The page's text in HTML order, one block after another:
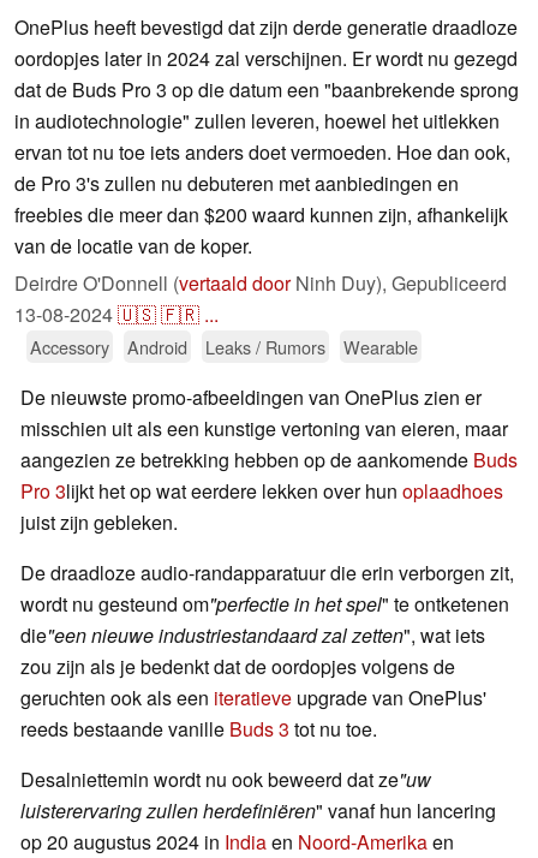
OnePlus heeft bevestigd dat zijn derde generatie draadloze
oordopjes later in 2024 zal verschijnen. Er wordt nu gezegd
dat de Buds Pro 3 op die datum een "baanbrekende sprong
in audiotechnologie" zullen leveren, hoewel het uitlekken
ervan tot nu toe iets anders doet vermoeden. Hoe dan ook,
de Pro 3's zullen nu debuteren met aanbiedingen en
freebies die meer dan $200 waard kunnen zijn, afhankelijk
van de locatie van de koper.
Deirdre O'Donnell (vertaald doorNinh Duy), Gepubliceerd
13-08-2024🇺🇸🇫🇷 ...
Accessory Android Leaks / Rumors Wearable
De nieuwste promo-afbeeldingen van OnePlus zien er
misschien uit als een kunstige vertoning van eieren, maar
aangezien ze betrekking hebben op de aankomende Buds
Pro 3lijkt het op wat eerdere lekken over hun oplaadhoes
juist zijn gebleken.
De draadloze audio-randapparatuur die erin verborgen zit,
wordt nu gesteund om"perfectie in het spel" te ontketenen
die"een nieuwe industriestandaard zal zetten", wat iets
zou zijn als je bedenkt dat de oordopjes volgens de
geruchten ook als een iteratieve upgrade van OnePlus'
reeds bestaande vanille Buds 3 tot nu toe.
Desalniettemin wordt nu ook beweerd dat ze"uw
luisterervaring zullen herdefiniëren" vanaf hun lancering
op 20 augustus 2024 in Indiaen Noord-Amerikaen